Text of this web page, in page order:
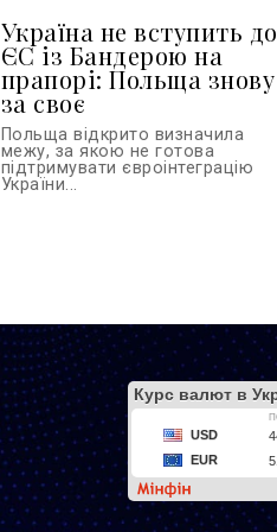
Україна не вступить до
ЄС із Бандерою на
прапорі: Польща знову
за своє
Польща відкрито визначила
межу, за якою не готова
підтримувати євроінтеграцію
України...